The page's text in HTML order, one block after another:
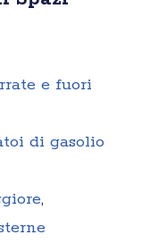
e fuori
di gasolio
,